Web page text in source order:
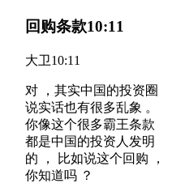
回购条款10:11
大卫10:11
对 ，其实中国的投资圈
说实话也有很多乱象 。
你像这个很多霸王条款
都是中国的投资人发明
的 ， 比如说这个回购 ，
你知道吗 ？